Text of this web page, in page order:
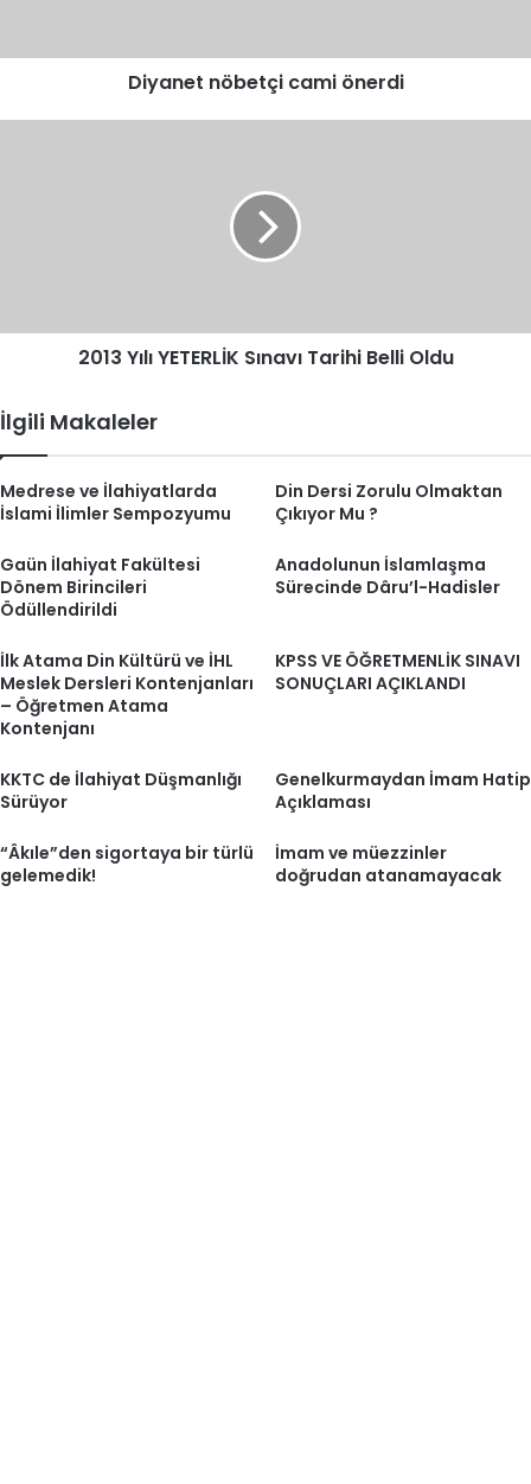
Diyanet nöbetçi cami önerdi
2013 Yılı YETERLİK Sınavı Tarihi Belli Oldu
İlgili Makaleler
Medrese ve İlahiyatlarda
İslami İlimler Sempozyumu
Din Dersi Zorulu Olmaktan
Çıkıyor Mu ?
Gaün İlahiyat Fakültesi
Dönem Birincileri
Ödüllendirildi
Anadolunun İslamlaşma
Sürecinde Dâru’l-Hadisler
İlk Atama Din Kültürü ve İHL
Meslek Dersleri Kontenjanları
– Öğretmen Atama
Kontenjanı
KPSS VE ÖĞRETMENLİK SINAVI
SONUÇLARI AÇIKLANDI
KKTC de İlahiyat Düşmanlığı
Sürüyor
Genelkurmaydan İmam Hatip
Açıklaması
“Âkıle”den sigortaya bir türlü
gelemedik!
İmam ve müezzinler
doğrudan atanamayacak